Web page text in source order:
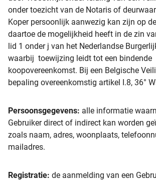
onder toezicht van de Notaris of
Koper persoonlijk aanwezig kan zijn op
daartoe de mogelijkheid heeft in de zin
lid 1 onder j van het Nederlandse
waarbij toewijzing leidt tot een bindende
koopovereenkomst. Bij een Belgische
bepaling overeenkomstig artikel I.8, 36°
Persoonsgegevens: alle informatie
Gebruiker direct of indirect kan worden
zoals naam, adres, woonplaats,
mailadres.
Registratie: de aanmelding van een